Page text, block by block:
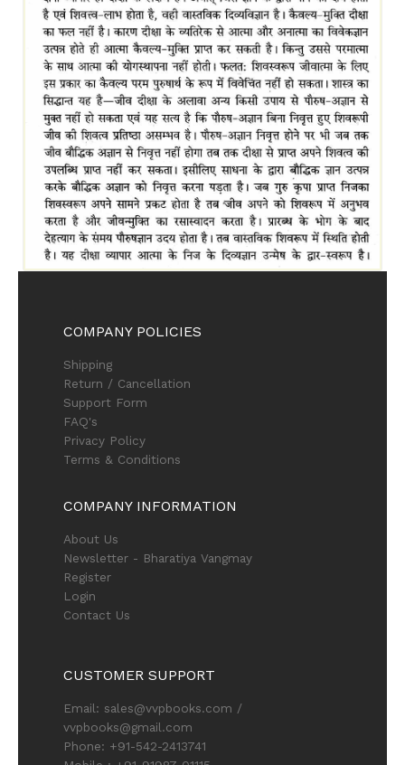
COMPANY POLICIES
Shipping
Return / Cancellation
Support Form
FAQ's
Privacy Policy
Terms & Conditions
COMPANY INFORMATION
About Us
Newsletter - Bharatiya Vangmay
Register
Login
Contact Us
CUSTOMER SUPPORT
Email: sales@vvpbooks.com /
vvpbooks@gmail.com
Phone: +91-542-2413741